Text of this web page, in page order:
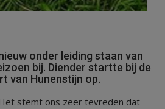
onder leiding staan van
bij. Diender startte bij de
van Hunenstijn op.
stemt ons zeer tevreden dat